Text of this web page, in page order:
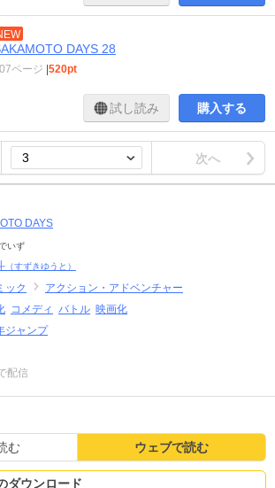
DAYS 28
ページ 520pt
試し読み 購入する
次へ
DAYS
いず
（すずきゆうと）
ック
アクション・アドベンチャー
コメディ バトル 映画化
ジャンプ
配信
む ウェブで読む
ダウンロード